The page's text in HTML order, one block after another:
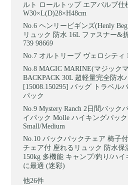
ルト ロールトップ エアバルブ仕
W30×L(D)28×H48cm
ヘンリービギンズ(Henly
リュック 防水 16L ファスナー&
739 98669
オルトリーブ ヴェロシティ
MAGIC MARINE(マジック
BACKPACK 30L 超軽量完全防水
[15008.150295] バッグ トラベル
パック
Mystery Ranch 2日間バック
イパック Molle ハイキングパッ
Small/Medium
バックパックチェア 椅子
チェア付 座れるリュック 防水保
150kg 多機能 キャンプ/釣り/ハ
に最適 (迷彩)
他26件